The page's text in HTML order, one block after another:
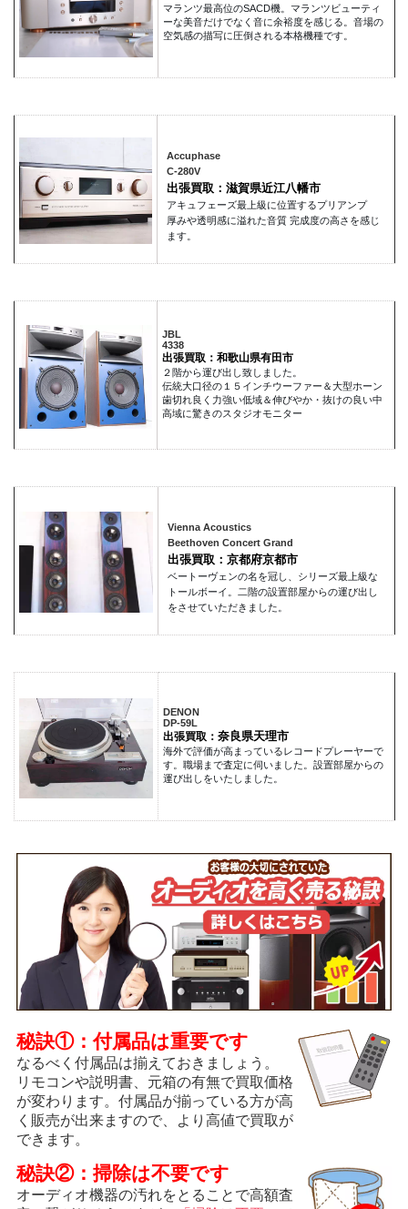
マランツ最高位のSACD機。マランツビューティ
ーな美音だけでなく音に余裕度を感じる。音場の
空気感の描写に圧倒される本格機種です。
Accuphase
C-280V
出張買取：滋賀県近江八幡市
アキュフェーズ最上級に位置するプリアンプ
厚みや透明感に溢れた音質 完成度の高さを感じ
ます。
JBL
4338
出張買取：和歌山県有田市
２階から運び出し致しました。
伝統大口径の１５インチウーファー＆大型ホーン
歯切れ良く力強い低域＆伸びやか・抜けの良い中
高域に驚きのスタジオモニター
Vienna Acoustics
Beethoven Concert Grand
出張買取：京都府京都市
ベートーヴェンの名を冠し、シリーズ最上級な
トールボーイ。二階の設置部屋からの運び出し
をさせていただきました。
DENON
DP-59L
出張買取： 奈良県天理市
海外で評価が高まっているレコードプレーヤーで
す。職場まで査定に伺いました。設置部屋からの
運び出しをいたしました。
秘訣①：付属品は重要です
なるべく付属品は揃えておきましょう。
リモコンや説明書、元箱の有無で買取価格
が変わります。付属品が揃っている方が高
く販売が出来ますので、より高値で買取が
できます。
秘訣②：掃除は不要です
オーディオ機器の汚れをとることで高額査